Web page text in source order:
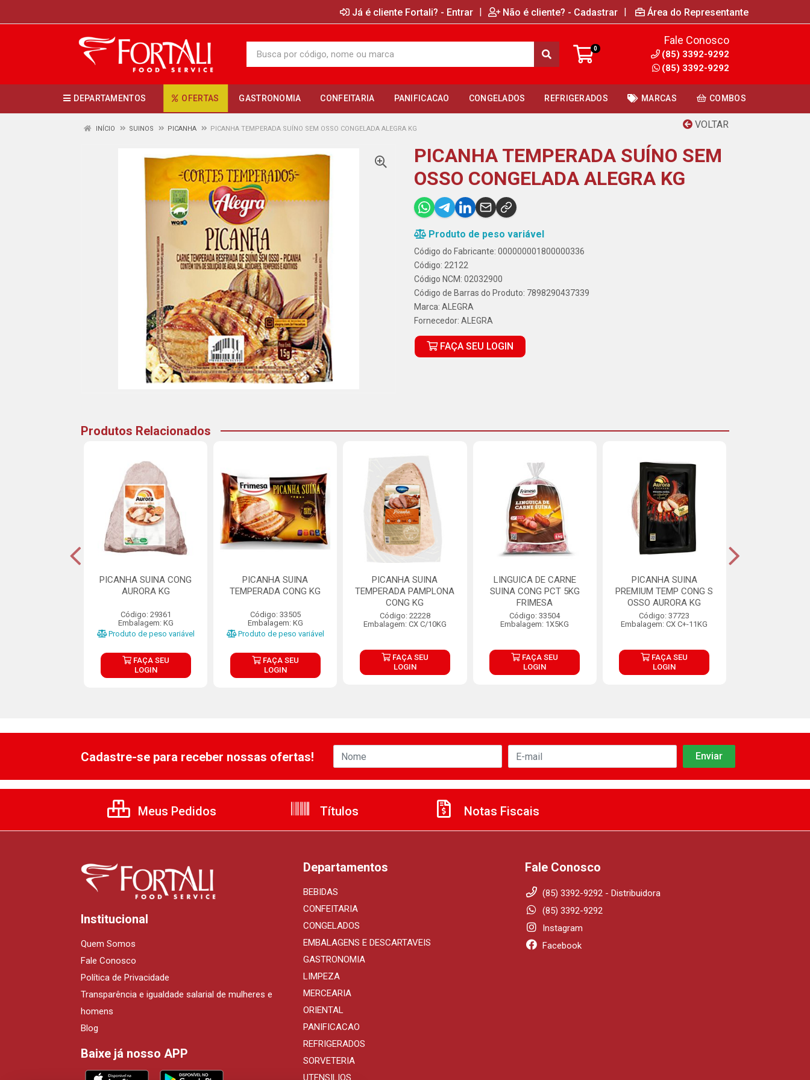
Já é cliente Fortali? - Entrar | Não é cliente? - Cadastrar | Área do Representante
0
Fale Conosco
(85) 3392-9292
(85) 3392-9292
DEPARTAMENTOS OFERTAS GASTRONOMIA CONFEITARIA PANIFICACAO CONGELADOS REFRIGERADOS MARCAS COMBOS
VOLTAR
INÍCIO SUINOS PICANHA PICANHA TEMPERADA SUÍNO SEM OSSO CONGELADA ALEGRA KG
PICANHA TEMPERADA SUÍNO SEM
OSSO CONGELADA ALEGRA KG
Produto de peso variável
Código do Fabricante: 000000001800000336
Código: 22122
Código NCM: 02032900
Código de Barras do Produto: 7898290437339
Marca: ALEGRA
Fornecedor: ALEGRA
FAÇA SEU LOGIN
Produtos Relacionados
PICANHA SUINA CONG
AURORA KG
Código: 29361
Embalagem: KG
Produto de peso variável
FAÇA SEU
LOGIN
PICANHA SUINA
TEMPERADA CONG KG
Código: 33505
Embalagem: KG
Produto de peso variável
FAÇA SEU
LOGIN
PICANHA SUINA
TEMPERADA PAMPLONA
CONG KG
Código: 22228
Embalagem: CX C/10KG
FAÇA SEU
LOGIN
LINGUICA DE CARNE
SUINA CONG PCT 5KG
FRIMESA
Código: 33504
Embalagem: 1X5KG
FAÇA SEU
LOGIN
PICANHA SUINA
PREMIUM TEMP CONG S
OSSO AURORA KG
Código: 37723
Embalagem: CX C+-11KG
FAÇA SEU
LOGIN
Cadastre-se para receber nossas ofertas!
Meus Pedidos Títulos Notas Fiscais
Institucional
Quem Somos
Fale Conosco
Política de Privacidade
Transparência e igualdade salarial de mulheres e
homens
Blog
Baixe já nosso APP
Departamentos
BEBIDAS
CONFEITARIA
CONGELADOS
EMBALAGENS E DESCARTAVEIS
GASTRONOMIA
LIMPEZA
MERCEARIA
ORIENTAL
PANIFICACAO
REFRIGERADOS
SORVETERIA
UTENSILIOS
Fale Conosco
(85) 3392-9292 - Distribuidora
(85) 3392-9292
Instagram
Facebook